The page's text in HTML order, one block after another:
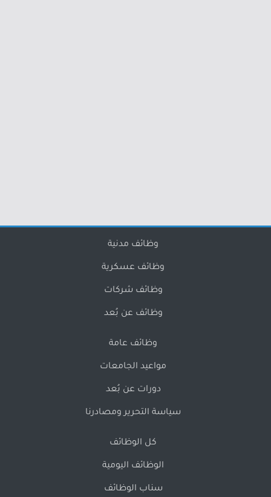
وظائف مدنية
وظائف عسكرية
وظائف شركات
وظائف عن بُعد
وظائف عامة
مواعيد الجامعات
دورات عن بُعد
سياسة التحرير ومصادرنا
كل الوظائف
الوظائف اليومية
سناب الوظائف